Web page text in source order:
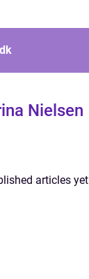
dk
Nielsen
articles yet